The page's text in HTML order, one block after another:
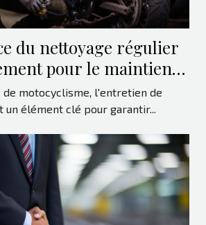
du nettoyage régulier
pour le maintien
de motocyclisme, l'entretien de
élément clé pour garantir...